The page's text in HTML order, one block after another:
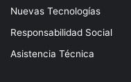
Nuevas Tecnologías
Responsabilidad Social
Asistencia Técnica